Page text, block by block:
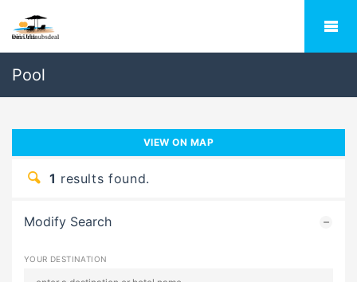
Pool
VIEW ON MAP
1 results found.
Modify Search
YOUR DESTINATION